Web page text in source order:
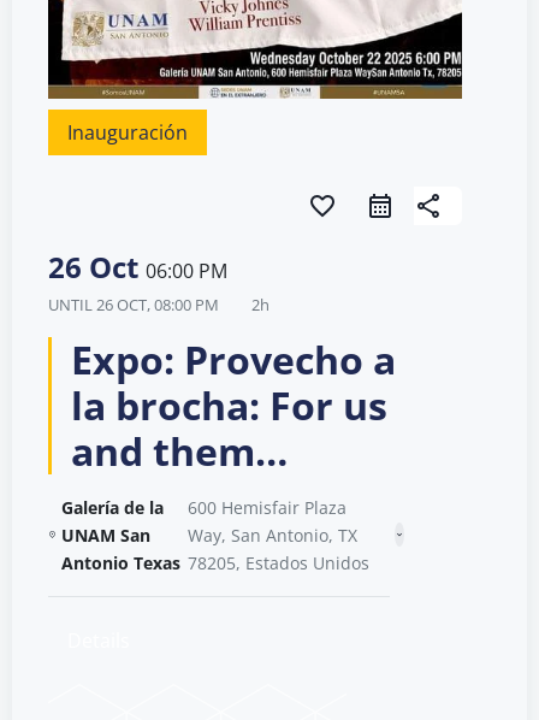
Inauguración
favorite_border share
26 Oct 06:00 PM
UNTIL26 OCT, 08:00 PM 2h
Expo: Provecho a
la brocha: For us
and them…
Galería de la
UNAM San
Antonio Texas
600 Hemisfair Plaza
Way, San Antonio, TX
78205, Estados Unidos